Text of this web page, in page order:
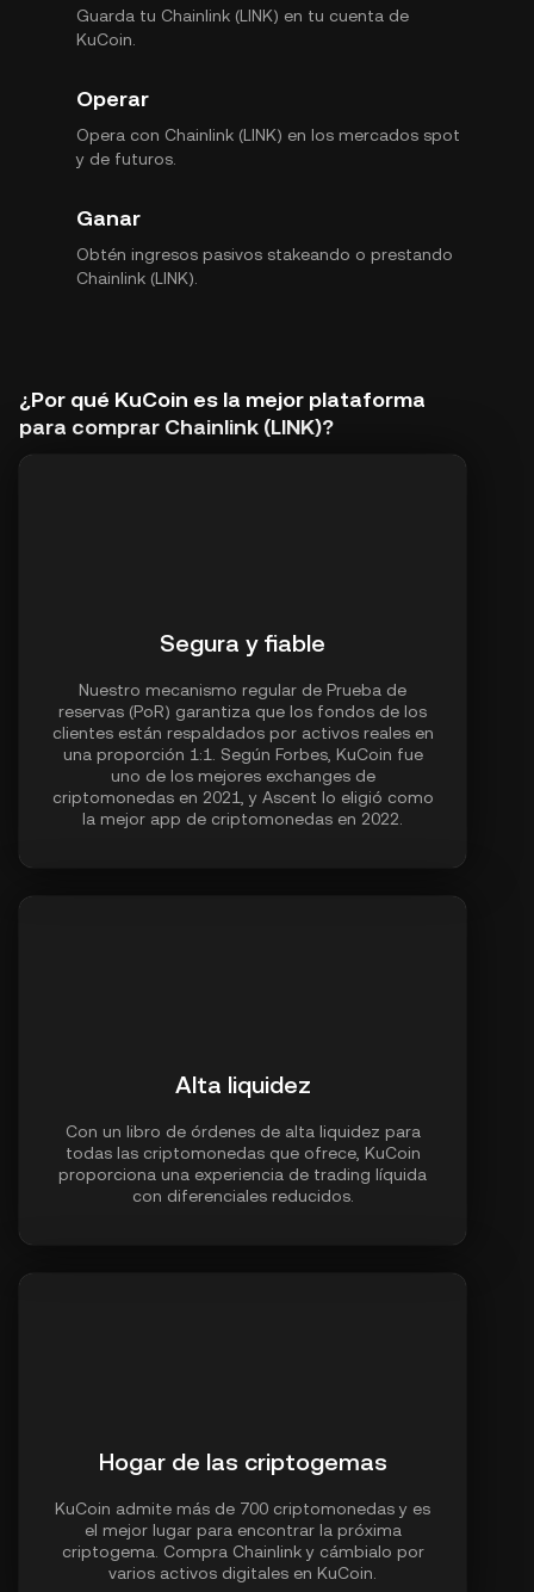
Guarda tu Chainlink (LINK) en tu cuenta de
KuCoin.
Operar
Opera con Chainlink (LINK) en los mercados spot
y de futuros.
Ganar
Obtén ingresos pasivos stakeando o prestando
Chainlink (LINK).
¿Por qué KuCoin es la mejor plataforma
para comprar Chainlink (LINK)?
Segura y fiable
Nuestro mecanismo regular de Prueba de
reservas (PoR) garantiza que los fondos de los
clientes están respaldados por activos reales en
una proporción 1:1. Según Forbes, KuCoin fue
uno de los mejores exchanges de
criptomonedas en 2021, y Ascent lo eligió como
la mejor app de criptomonedas en 2022.
Alta liquidez
Con un libro de órdenes de alta liquidez para
todas las criptomonedas que ofrece, KuCoin
proporciona una experiencia de trading líquida
con diferenciales reducidos.
Hogar de las criptogemas
KuCoin admite más de 700 criptomonedas y es
el mejor lugar para encontrar la próxima
criptogema. Compra Chainlink y cámbialo por
varios activos digitales en KuCoin.